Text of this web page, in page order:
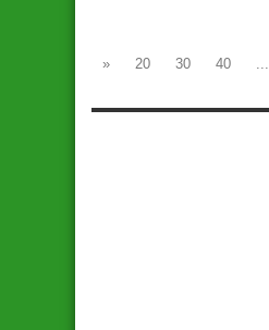
»
20 30 40 ...